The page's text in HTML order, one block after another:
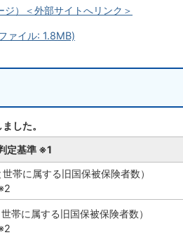
）＜外部サイトへリンク＞
ァイル: 1.8MB)
した。
定基準 ※1
に属する旧国保被保険者数）
に属する旧国保被保険者数）